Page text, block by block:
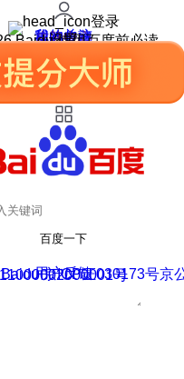
登录
我的关注
我的收藏
皮肤中心
用户反馈
设置
Baidu 使用百度前必读
百度一下
用户反馈
京ICP证030173号
京公网安备11000002000001号